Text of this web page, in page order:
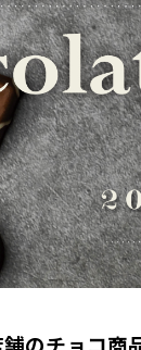
のチョコ商